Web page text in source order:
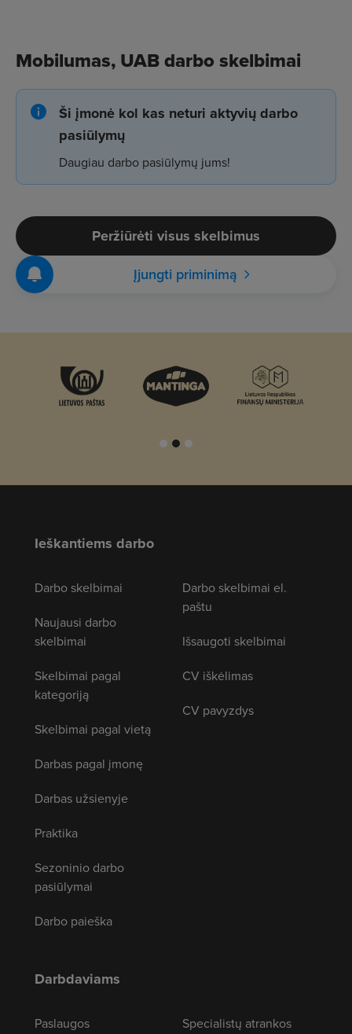
Mobilumas, UAB darbo skelbimai
Ši įmonė kol kas neturi aktyvių darbo
pasiūlymų
Daugiau darbo pasiūlymų jums!
Peržiūrėti visus skelbimus
Įjungti priminimą
Ieškantiems darbo
Darbo skelbimai
Naujausi darbo
skelbimai
Skelbimai pagal
kategoriją
Skelbimai pagal vietą
Darbas pagal įmonę
Darbas užsienyje
Praktika
Sezoninio darbo
pasiūlymai
Darbo paieška
Darbo skelbimai el.
paštu
Išsaugoti skelbimai
CV iškėlimas
CV pavyzdys
Darbdaviams
Paslaugos
Specialistų atrankos